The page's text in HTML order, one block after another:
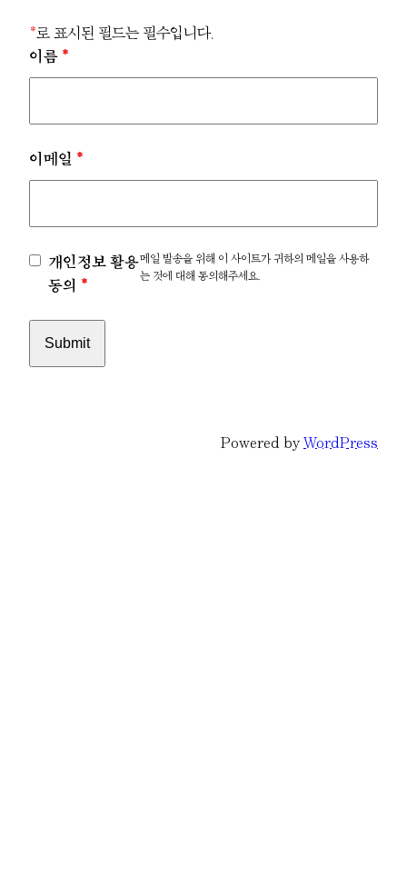
*로 표시된 필드는 필수입니다.
이름 *
이메일 *
개인정보 활용
동의 *
메일 발송을 위해 이 사이트가 귀하의 메일을 사용하
는 것에 대해 동의해주세요.
Powered by WordPress